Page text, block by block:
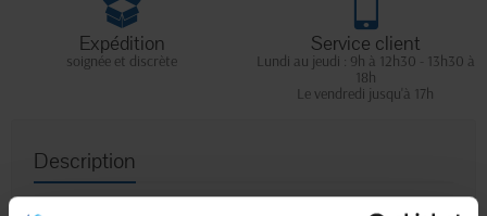
Expédition
soignée et discrète
Service client
Lundi au jeudi : 9h à 12h30 - 13h30 à
18h
Le vendredi jusqu'à 17h
Description
Les